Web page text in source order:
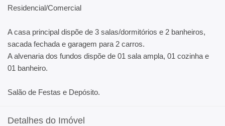
Residencial/Comercial
A casa principal dispõe de 3 salas/dormitórios e 2 banheiros,
sacada fechada e garagem para 2 carros.
A alvenaria dos fundos dispõe de 01 sala ampla, 01 cozinha e
01 banheiro.
Salão de Festas e Depósito.
Detalhes do Imóvel